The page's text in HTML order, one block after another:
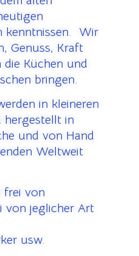
kenntnissen. Wir
Genuss, Kraft
die Küchen und
bringen.
in kleineren
hergestellt in
und von Hand
Weltweit
frei von
von jeglicher Art
usw.